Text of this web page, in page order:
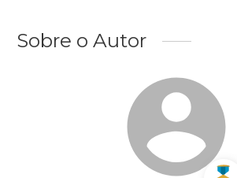
Sobre o Autor